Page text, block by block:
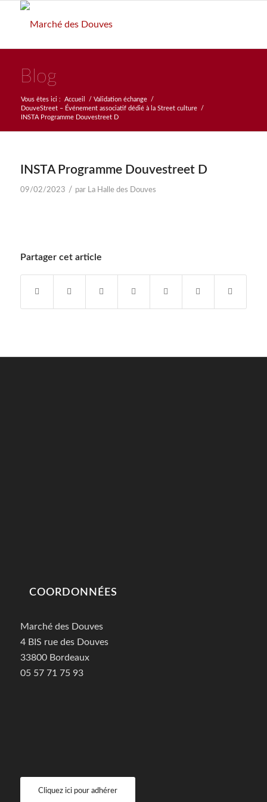
Blog
Vous êtes ici : Accueil / Validation échange
/
DouveStreet – Événement associatif dédié à la Street culture
/
INSTA Programme Douvestreet D
INSTA Programme Douvestreet D
09/02/2023 / par La Halle des Douves
Partager cet article
COORDONNÉES
Marché des Douves
4 BIS rue des Douves
33800 Bordeaux
05 57 71 75 93
Cliquez ici pour adhérer